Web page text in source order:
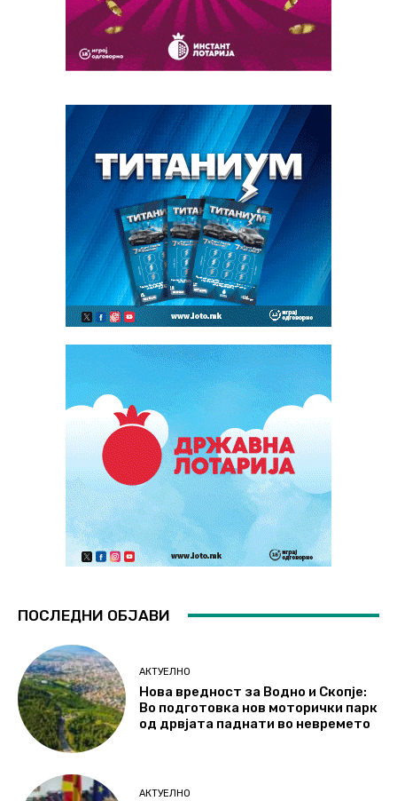
ПОСЛЕДНИ ОБЈАВИ
АКТУЕЛНО
Нова вредност за Водно и Скопје:
Во подготовка нов моторички парк
од дрвјата паднати во невремето
АКТУЕЛНО